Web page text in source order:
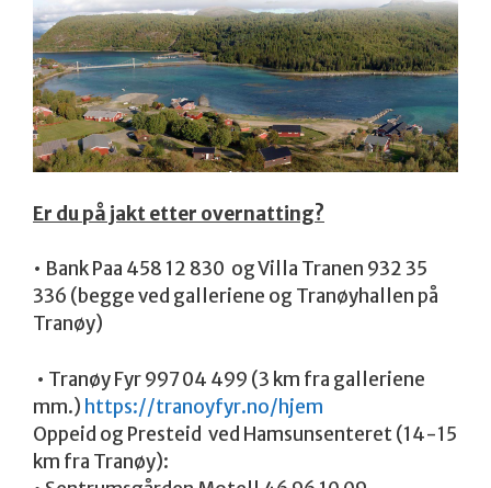
Er du på jakt etter overnatting?
• Bank Paa 458 12 830 og Villa Tranen 932 35
336 (begge ved galleriene og Tranøyhallen på
Tranøy)
• Tranøy Fyr 997 04 499 (3 km fra galleriene
mm.) https://tranoyfyr.no/hjem
Oppeid og Presteid ved Hamsunsenteret (14-15
km fra Tranøy):